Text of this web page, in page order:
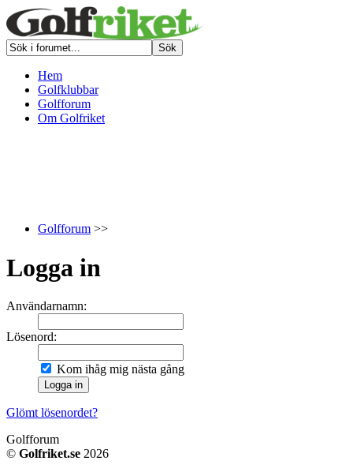
Hem
Golfklubbar
Golfforum
Om Golfriket
Golfforum >>
Logga in
Användarnamn:
Lösenord:
Kom ihåg mig nästa gång
Glömt lösenordet?
Golfforum
© Golfriket.se 2026